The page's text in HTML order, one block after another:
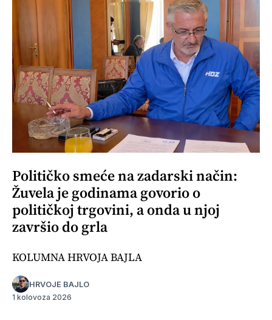
Političko smeće na zadarski način:
Žuvela je godinama govorio o
političkoj trgovini, a onda u njoj
završio do grla
KOLUMNA HRVOJA BAJLA
HRVOJE BAJLO
1 kolovoza 2026